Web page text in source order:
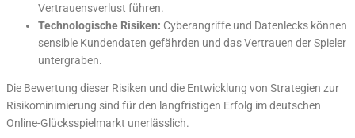
Vertrauensverlust führen.
Technologische Risiken: Cyberangriffe und Datenlecks können
sensible Kundendaten gefährden und das Vertrauen der Spieler
untergraben.
Die Bewertung dieser Risiken und die Entwicklung von Strategien zur
Risikominimierung sind für den langfristigen Erfolg im deutschen
Online-Glücksspielmarkt unerlässlich.